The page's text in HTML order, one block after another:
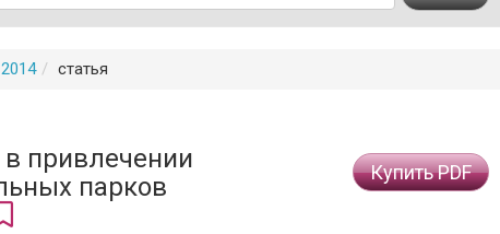
статья
в привлечении
парков
Купить PDF